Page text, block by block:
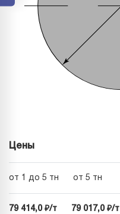
Цены
от 1 до 5 тн от 5 тн
79 414,0 ₽/т 79 017,0 ₽/т